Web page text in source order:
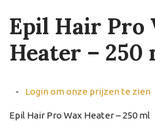
Epil Hair Pro
Heater – 250
- Login om onze prijzen te zien
Epil Hair Pro Wax Heater – 250 ml